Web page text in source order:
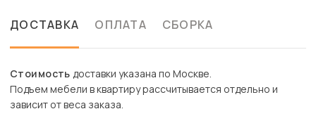
ДОСТАВКА ОПЛАТА СБОРКА
Стоимость доставки указана по Москве.
Подъем мебели в квартиру рассчитывается отдельно и
зависит от веса заказа.